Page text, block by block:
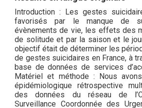
Introduction : Les gestes
favorisés par le manque de
évènements de vie, les effets des
de solitude et par la saison et le
objectif était de déterminer les
de gestes suicidaires en France, à
base de données de services
Matériel et méthode : Nous
épidémiologique rétrospective
des données du réseau de
Surveillance Coordonnée des